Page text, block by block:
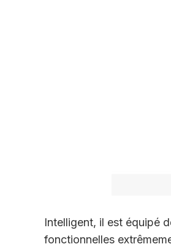
Intelligent, il est équipé
fonctionnelles